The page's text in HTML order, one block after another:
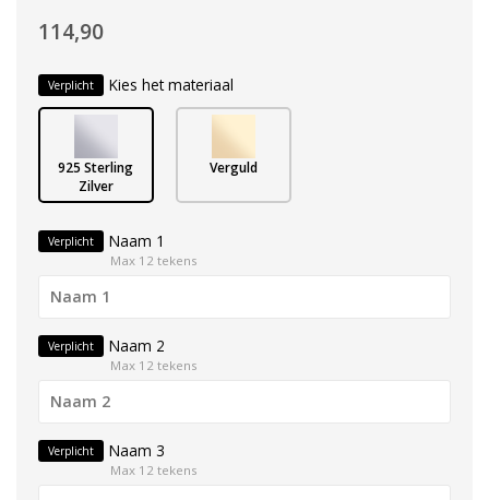
114,90
Verplicht Kies het materiaal
925 Sterling
Zilver
Verguld
Verplicht Naam 1
Max 12 tekens
Verplicht Naam 2
Max 12 tekens
Verplicht Naam 3
Max 12 tekens